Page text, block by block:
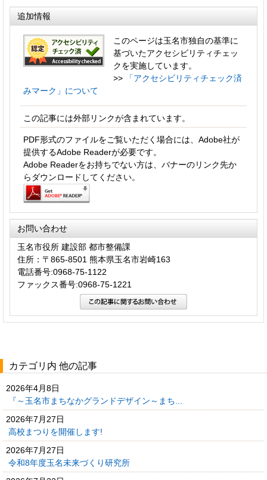
追加情報
このページは玉名市独自の基準に
基づいたアクセシビリティチェッ
クを実施しています。
>>
「アクセシビリティチェック済
みマーク」について
この記事には外部リンクが含まれています。
PDF形式のファイルをご覧いただく場合には、Adobe社が
提供するAdobe Readerが必要です。
Adobe Readerをお持ちでない方は、バナーのリンク先か
らダウンロードしてください。
お問い合わせ
玉名市役所 建設部 都市整備課
住所：〒865-8501 熊本県玉名市岩崎163
電話番号:0968-75-1122
ファックス番号:0968-75-1221
カテゴリ内 他の記事
2026年4月8日
『～玉名市まちなかグランドデザイン～まち...
2026年7月27日
高校まつりを開催します!
2026年7月27日
令和8年度玉名未来づくり研究所